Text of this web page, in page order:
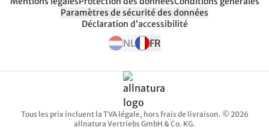
Paramètres de sécurité des données
Déclaration d’accessibilité
NL FR
Tous les prix incluent la TVA légale, hors frais de livraison. © 2026
allnatura Vertriebs GmbH & Co. KG.